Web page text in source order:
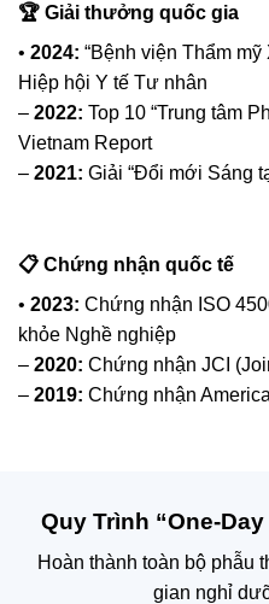
🏆 Giải thưởng quốc gia
• 2024: “Bệnh viện Thẩm mỹ
Hiệp hội Y tế Tư nhân
– 2022: Top 10 “Trung tâm
Vietnam Report
– 2021: Giải “Đổi mới Sáng
📋 Chứng nhận quốc tế
• 2023: Chứng nhận ISO
khỏe Nghề nghiệp
– 2020: Chứng nhận JCI
– 2019: Chứng nhận
Quy Trình “One-
Hoàn thành toàn bộ phẫu
gian nghỉ